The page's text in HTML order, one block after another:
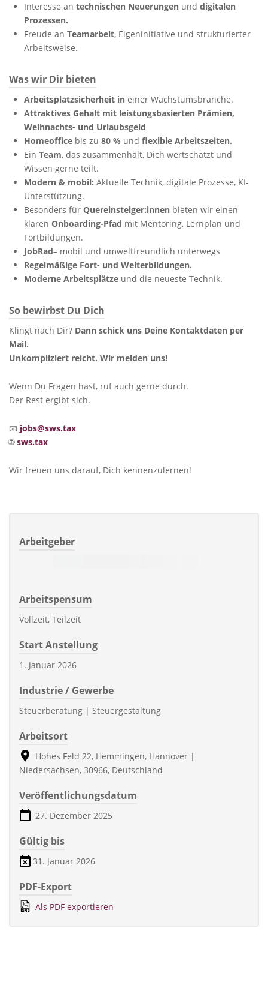
Interesse an technischen Neuerungen und digitalen
Prozessen.
Freude an Teamarbeit, Eigeninitiative und strukturierter
Arbeitsweise.
Was wir Dir bieten
Arbeitsplatzsicherheit in einer Wachstumsbranche.
Attraktives Gehalt mit leistungsbasierten Prämien,
Weihnachts- und Urlaubsgeld
Homeoffice bis zu 80 % und flexible Arbeitszeiten.
Ein Team, das zusammenhält, Dich wertschätzt und
Wissen gerne teilt.
Modern & mobil: Aktuelle Technik, digitale Prozesse, KI-
Unterstützung.
Besonders für Quereinsteiger:innen bieten wir einen
klaren Onboarding-Pfad mit Mentoring, Lernplan und
Fortbildungen.
JobRad– mobil und umweltfreundlich unterwegs
Regelmäßige Fort- und Weiterbildungen.
Moderne Arbeitsplätze und die neueste Technik.
So bewirbst Du Dich
Klingt nach Dir? Dann schick uns Deine Kontaktdaten per
Mail.
Unkompliziert reicht. Wir melden uns!
Wenn Du Fragen hast, ruf auch gerne durch.
Der Rest ergibt sich.
📧 jobs@sws.tax
🌐 sws.tax
Wir freuen uns darauf, Dich kennenzulernen!
Arbeitgeber
Arbeitspensum
Vollzeit, Teilzeit
Start Anstellung
1. Januar 2026
Industrie / Gewerbe
Steuerberatung | Steuergestaltung
Arbeitsort
Hohes Feld 22, Hemmingen, Hannover |
Niedersachsen, 30966, Deutschland
Veröffentlichungsdatum
27. Dezember 2025
Gültig bis
31. Januar 2026
PDF-Export
Als PDF exportieren